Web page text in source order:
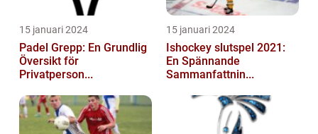
15 januari 2024
Padel Grepp: En Grundlig
Översikt för
Privatperson...
15 januari 2024
Ishockey slutspel 2021:
En Spännande
Sammanfattnin...